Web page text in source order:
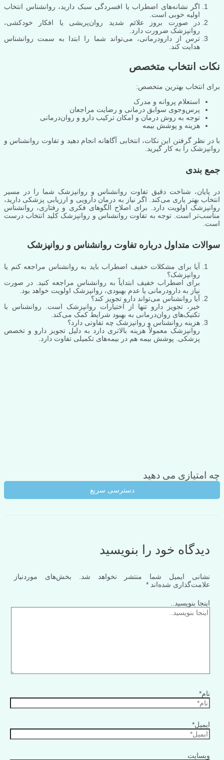
اگر نشانه‌های اضطراب یا افسردگی سبک دارید، روانشناس انتخاب
اولیه خوبی است.
در صورت بروز علائم شدید روان‌پریشی یا افکار خودکشی،
روانپزشک ضرورت دارد.
ترس از دارودرمانی، می‌تواند شما را ابتدا به سمت روانشناس
هدایت کند.
نکات انتخاب متخصص
برای انتخاب بهترین متخصص:
استعلام پروانه و مدرک
پرس‌وجوی سوابق درمانی و رضایت مراجعان
توجه به روش درمان و امکان ترکیب دارو و روان‌درمانی
هزینه و پوشش بیمه
با در نظر گرفتن این نکات، انتخابی آگاهانه انجام دهید و تفاوت روانشناس و
روانپزشک را به کار گیرید.
جمع بندی
در پایان، شناخت دقیق تفاوت روانشناس و روانپزشک شما را در مسیر
انتخاب بهتر یاری می‌کند. اگر نیاز به درمان دارویی و ارزیابی پزشکی دارید،
روانپزشک اولویت دارد. برای اصلاح الگوهای فکری و رفتاری، روانشناس
مناسب‌تر است. توجه به تفاوت روانشناس و روانپزشک کلید انتخاب درست
است.
سوالات متداول درباره تفاوت روانشناس و روانپزشک
آیا برای مشکلات خفیف اضطراب باید به روانشناس مراجعه کنم یا
روانپزشک؟
برای اضطراب خفیف ابتدایاً به روانشناس مراجعه کنید. در صورت
نیاز به دارودرمانی یا عدم بهبودی، روانپزشک اولویت خواهد بود.
آیا روانشناس می‌تواند دارو تجویز کند؟
خیر، تجویز دارو تنها از اختیارات روانپزشک است. روانشناس با
تکنیک‌های روان‌درمانی به بهبود شرایط کمک می‌کند.
هزینه روانشناس و روانپزشک چه تفاوتی دارد؟
روانپزشک معمولاً هزینه بالاتری دارد به دلیل تجویز دارو و تخصص
پزشکی. پوشش بیمه هم در بیمه‌های تکمیلی تفاوت دارد.
چه امتیازی می دهید
دسترسی سریع
دیدگاه‌ خود را بنویسید
نشانی ایمیل شما منتشر نخواهد شد.
بخش‌های موردنیاز
علامت‌گذاری شده‌اند *
اینجا بنویسید..
نام*
ایمیل*
وبسایت